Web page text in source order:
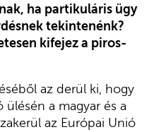
ha partikuláris ügy
tekintenénk?
kifejez a piros-
az derül ki, hogy
ülésén a magyar és a
az Európai Unió